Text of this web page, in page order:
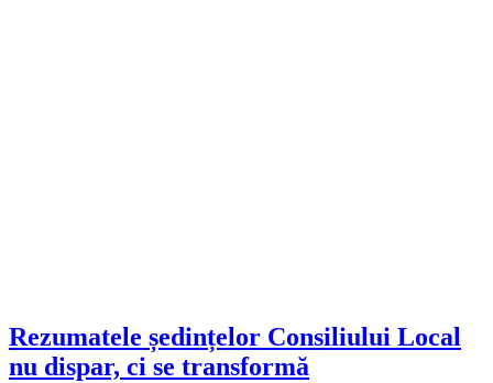
Rezumatele ședințelor Consiliului Local
nu dispar, ci se transformă